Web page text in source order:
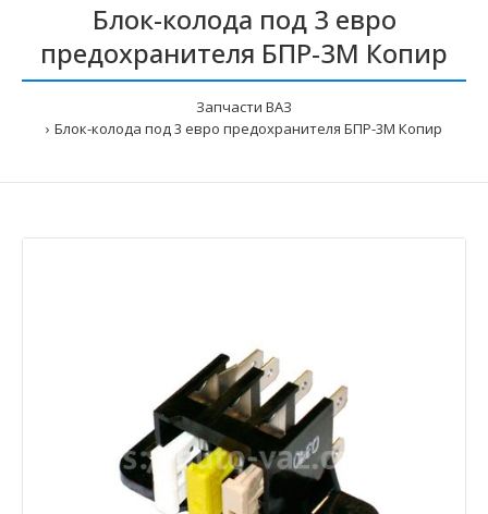
Блок-колода под 3 евро
предохранителя БПР-3М Копир
Запчасти ВАЗ
Блок-колода под 3 евро предохранителя БПР-3М Копир